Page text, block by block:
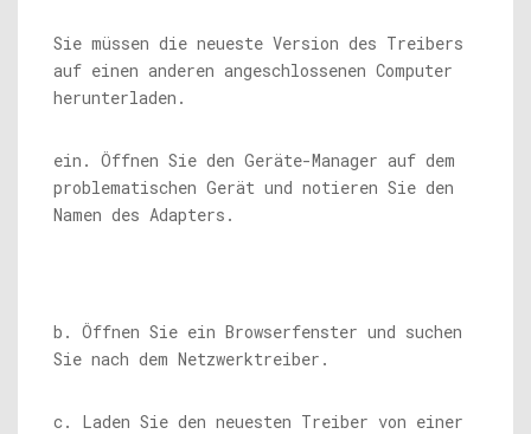
Sie müssen die neueste Version des Treibers
auf einen anderen angeschlossenen Computer
herunterladen.
ein. Öffnen Sie den Geräte-Manager auf dem
problematischen Gerät und notieren Sie den
Namen des Adapters.
b. Öffnen Sie ein Browserfenster und suchen
Sie nach dem Netzwerktreiber.
c. Laden Sie den neuesten Treiber von einer